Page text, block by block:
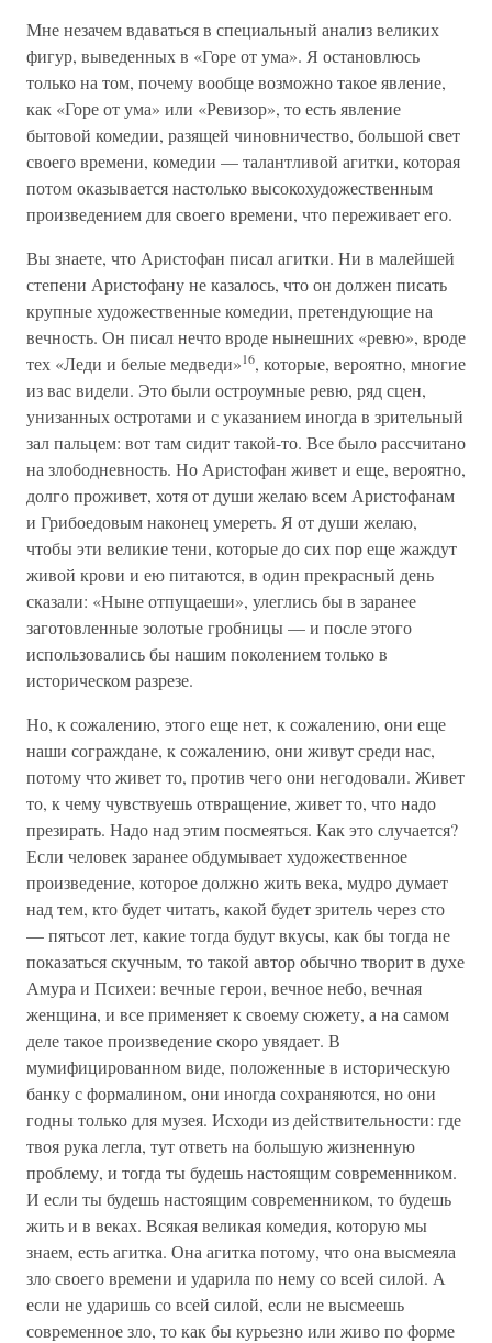
Мне незачем вдаваться в специальный анализ великих
фигур, выведенных в «Горе от ума». Я остановлюсь
только на том, почему вообще возможно такое явление,
как «Горе от ума» или «Ревизор», то есть явление
бытовой комедии, разящей чиновничество, большой свет
своего времени, комедии — талантливой агитки, которая
потом оказывается настолько высокохудожественным
произведением для своего времени, что переживает его.
Вы знаете, что Аристофан писал агитки. Ни в малейшей
степени Аристофану не казалось, что он должен писать
крупные художественные комедии, претендующие на
вечность. Он писал нечто вроде нынешних «ревю», вроде
тех «Леди и белые медведи»16, которые, вероятно, многие
из вас видели. Это были остроумные ревю, ряд сцен,
унизанных остротами и с указанием иногда в зрительный
зал пальцем: вот там сидит такой-то. Все было рассчитано
на злободневность. Но Аристофан живет и еще, вероятно,
долго проживет, хотя от души желаю всем Аристофанам
и Грибоедовым наконец умереть. Я от души желаю,
чтобы эти великие тени, которые до сих пор еще жаждут
живой крови и ею питаются, в один прекрасный день
сказали: «Ныне отпущаеши», улеглись бы в заранее
заготовленные золотые гробницы — и после этого
использовались бы нашим поколением только в
историческом разрезе.
Но, к сожалению, этого еще нет, к сожалению, они еще
наши сограждане, к сожалению, они живут среди нас,
потому что живет то, против чего они негодовали. Живет
то, к чему чувствуешь отвращение, живет то, что надо
презирать. Надо над этим посмеяться. Как это случается?
Если человек заранее обдумывает художественное
произведение, которое должно жить века, мудро думает
над тем, кто будет читать, какой будет зритель через сто
— пятьсот лет, какие тогда будут вкусы, как бы тогда не
показаться скучным, то такой автор обычно творит в духе
Амура и Психеи: вечные герои, вечное небо, вечная
женщина, и все применяет к своему сюжету, а на самом
деле такое произведение скоро увядает. В
мумифицированном виде, положенные в историческую
банку с формалином, они иногда сохраняются, но они
годны только для музея. Исходи из действительности: где
твоя рука легла, тут ответь на большую жизненную
проблему, и тогда ты будешь настоящим современником.
И если ты будешь настоящим современником, то будешь
жить и в веках. Всякая великая комедия, которую мы
знаем, есть агитка. Она агитка потому, что она высмеяла
зло своего времени и ударила по нему со всей силой. А
если не ударишь со всей силой, если не высмеешь
современное зло, то как бы курьезно или живо по форме